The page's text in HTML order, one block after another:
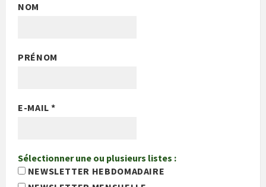
NOM
PRÉNOM
E-MAIL*
Sélectionner une ou plusieurs listes :
NEWSLETTER HEBDOMADAIRE